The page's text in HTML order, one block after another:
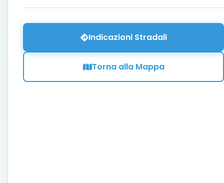
Indicazioni Stradali
Torna alla Mappa